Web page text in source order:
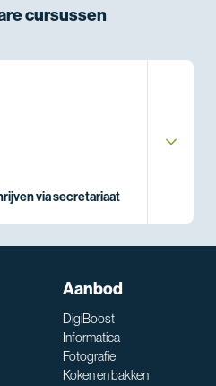
cursussen
via secretariaat
Aanbod
DigiBoost
Informatica
Fotografie
Koken en bakken